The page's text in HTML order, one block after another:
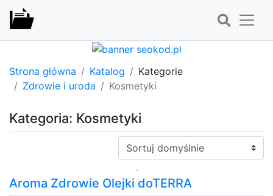
Strona główna Katalog
Kategorie
Zdrowie i uroda
Kosmetyki
Kategoria: Kosmetyki
Sortuj:
Aroma Zdrowie Olejki doTERRA